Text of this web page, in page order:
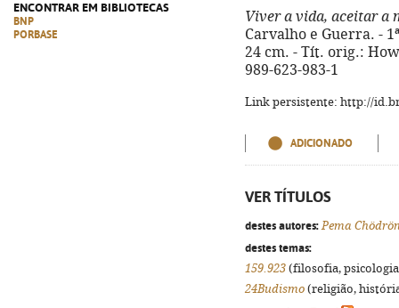
ENCONTRAR EM BIBLIOTECAS
BNP
PORBASE
Viver a vida, aceitar a
Carvalho e Guerra. -
24 cm. - Tít. orig.:
989-623-983-1
Link persistente: http://
ADICIONADO
VER TÍTULOS
destes autores: Pema
destes temas:
159.923 (filosofia,
24Budismo (religião,